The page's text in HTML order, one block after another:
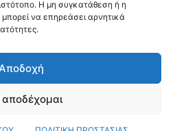
Η μη συγκατάθεση ή η
να επηρεάσει αρνητικά
Αποδοχή
Χρήσης